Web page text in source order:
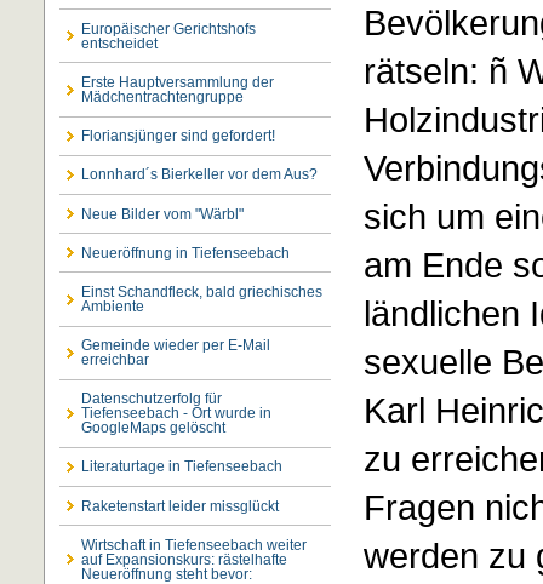
Europäischer Gerichtshofs
entscheidet
Erste Hauptversammlung der
Mädchentrachtengruppe
Floriansjünger sind gefordert!
Lonnhard´s Bierkeller vor dem Aus?
Neue Bilder vom "Wärbl"
Neueröffnung in Tiefenseebach
Einst Schandfleck, bald griechisches
Ambiente
Gemeinde wieder per E-Mail
erreichbar
Datenschutzerfolg für
Tiefenseebach - Ort wurde in
GoogleMaps gelöscht
Literaturtage in Tiefenseebach
Raketenstart leider missglückt
Wirtschaft in Tiefenseebach weiter
auf Expansionskurs: rästelhafte
Neueröffnung steht bevor:
rätseln: ñ
sich um
am Ende
ländlichen
sexuelle
Karl
zu
Fragen
werden zu